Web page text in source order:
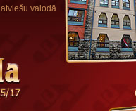
latviešu valodā